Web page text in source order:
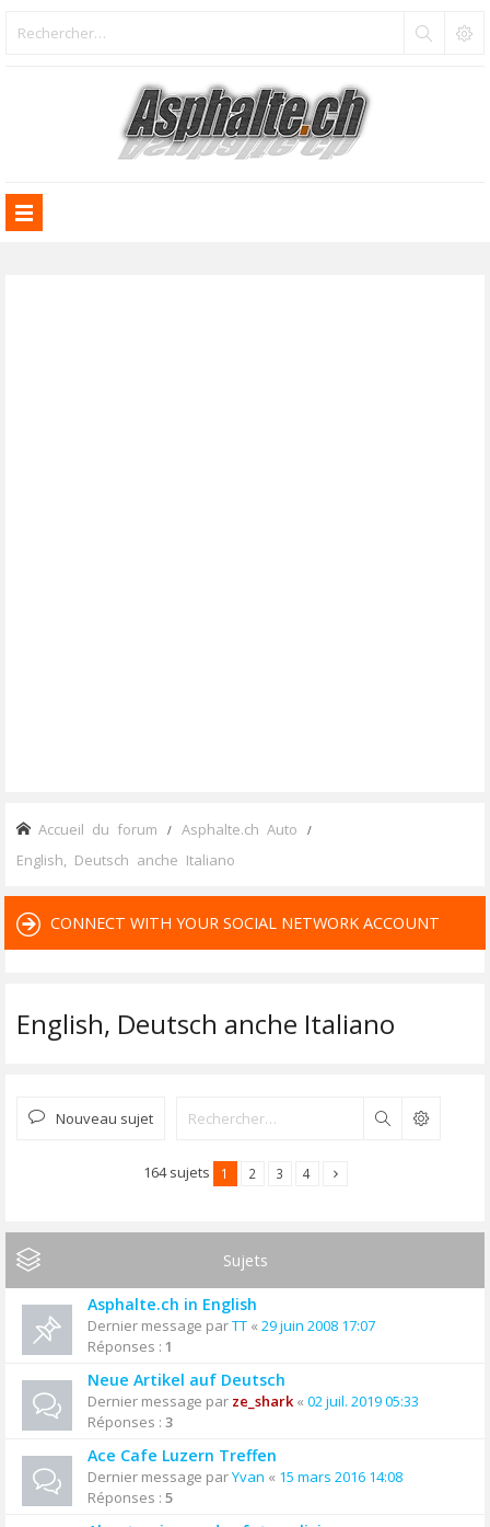
Accueil du forum Asphalte.ch Auto
English, Deutsch anche Italiano
CONNECT WITH YOUR SOCIAL NETWORK ACCOUNT
English, Deutsch anche Italiano
Nouveau sujet Rechercher
164 sujets 1 2 3 4
Sujets
Asphalte.ch in English
Dernier message parTT « 29 juin 2008 17:07
Réponses : 1
Neue Artikel auf Deutsch
Dernier message par ze_shark« 02 juil. 2019 05:33
Réponses : 3
Ace Cafe Luzern Treffen
Dernier message parYvan « 15 mars 2016 14:08
Réponses : 5